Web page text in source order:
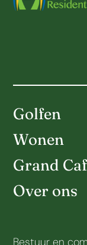
Golfen
Wonen
Grand
Over ons